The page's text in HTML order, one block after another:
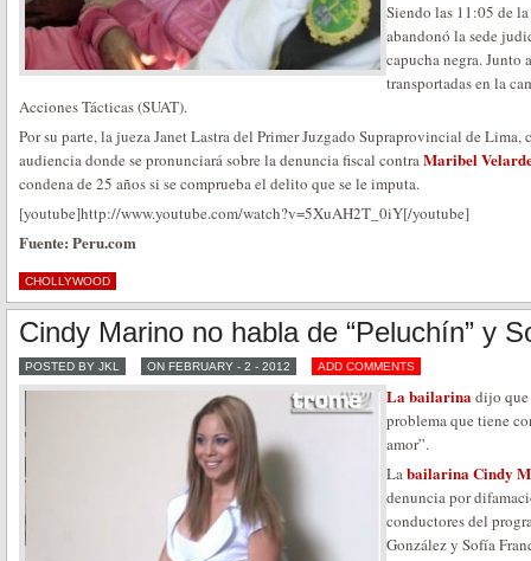
Siendo las 11:05 de
abandonó la sede
capucha negra. Junto
transportadas en la
Acciones Tácticas (SUAT).
Por su parte, la jueza Janet Lastra del Primer Juzgado Supraprovincial de Lima,
audiencia donde se pronunciará sobre la denuncia fiscal contraMaribel
condena de 25 años si se comprueba el delito que se le imputa.
[youtube]http://www.youtube.com/watch?v=5XuAH2T_0iY[/youtube]
Fuente: Peru.com
CHOLLYWOOD
Cindy Marino no habla de “Peluchín” y
POSTED BY JKL ON FEBRUARY - 2 - 2012 ADD COMMENTS
La bailarinadijo que
problema que tiene
amor”.
Labailarina Cindy
denuncia por
conductores del
González y Sofía